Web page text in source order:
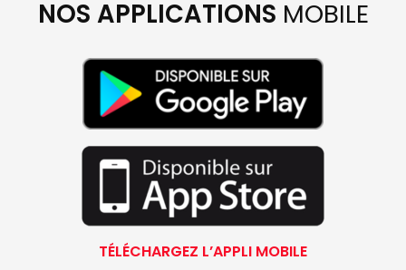
NOS APPLICATIONS MOBILE
TÉLÉCHARGEZ L’APPLI MOBILE